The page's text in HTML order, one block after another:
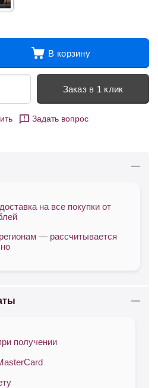
В корзину
Заказ в 1 клик
Задать вопрос
на все покупки от
— рассчитывается
получении